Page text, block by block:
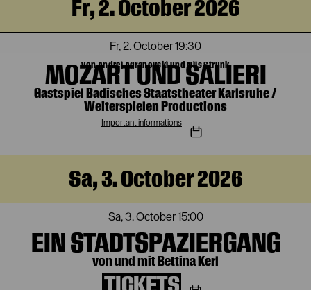
Fr, 2. October 2026
Fr, 2. October19:30
MOZART UND SALIERI
Gastspiel Badisches Staatstheater Karlsruhe /
Weiterspielen Productions
von Andrej Agranovski und Nils Strunk
Important informations
Sa, 3. October 2026
Sa, 3. October15:00
EIN STADTSPAZIERGANG
von und mit Bettina Kerl